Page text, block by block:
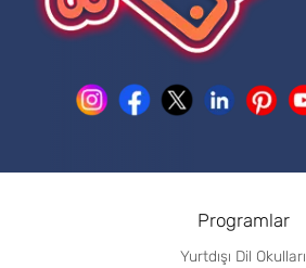
Programlar
Yurtdışı Dil Okulları